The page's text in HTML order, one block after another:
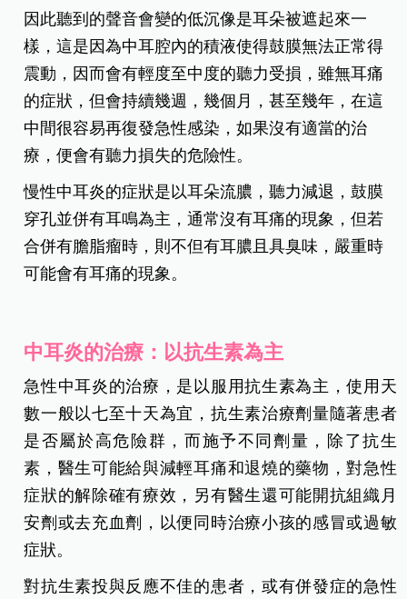
因此聽到的聲音會變的低沉像是耳朵被遮起來一
樣，這是因為中耳腔內的積液使得鼓膜無法正常得
震動，因而會有輕度至中度的聽力受損，雖無耳痛
的症狀，但會持續幾週，幾個月，甚至幾年，在這
中間很容易再復發急性感染，如果沒有適當的治
療，便會有聽力損失的危險性。
慢性中耳炎的症狀是以耳朵流膿，聽力減退，鼓膜
穿孔並併有耳鳴為主，通常沒有耳痛的現象，但若
合併有膽脂瘤時，則不但有耳膿且具臭味，嚴重時
可能會有耳痛的現象。
中耳炎的治療：以抗生素為主
急性中耳炎的治療，是以服用抗生素為主，使用天
數一般以七至十天為宜，抗生素治療劑量隨著患者
是否屬於高危險群，而施予不同劑量，除了抗生
素，醫生可能給與減輕耳痛和退燒的藥物，對急性
症狀的解除確有療效，另有醫生還可能開抗組織月
安劑或去充血劑，以便同時治療小孩的感冒或過敏
症狀。
對抗生素投與反應不佳的患者，或有併發症的急性